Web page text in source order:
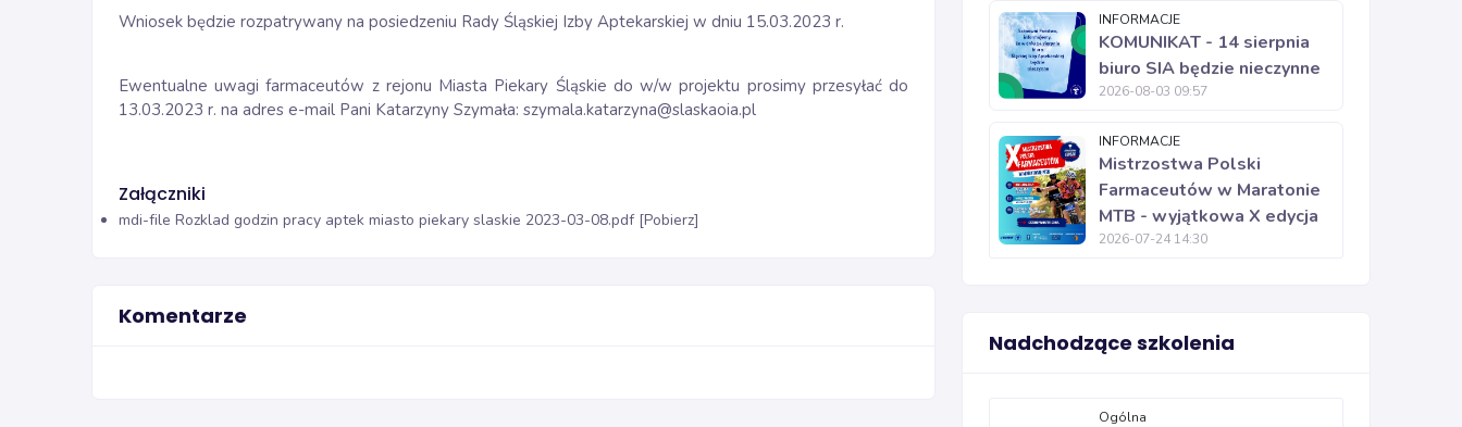
Wniosek będzie rozpatrywany na posiedzeniu Rady Śląskiej Izby Aptekarskiej w dniu 15.03.2023 r.
Ewentualne uwagi farmaceutów z rejonu Miasta Piekary Śląskie do w/w projektu prosimy przesyłać do
13.03.2023 r. na adres e-mail Pani Katarzyny Szymała: szymala.katarzyna@slaskaoia.pl
Załączniki
mdi-file Rozklad godzin pracy aptek miasto piekary slaskie 2023-03-08.pdf [Pobierz]
Komentarze
INFORMACJE
KOMUNIKAT - 14 sierpnia
biuro SIA będzie nieczynne
2026-08-03 09:57
INFORMACJE
Mistrzostwa Polski
Farmaceutów w Maratonie
MTB - wyjątkowa X edycja
2026-07-24 14:30
Nadchodzące szkolenia
Ogólna